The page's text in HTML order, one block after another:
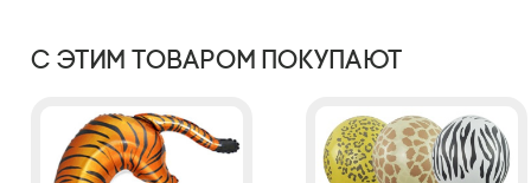
С этим товаром покупают